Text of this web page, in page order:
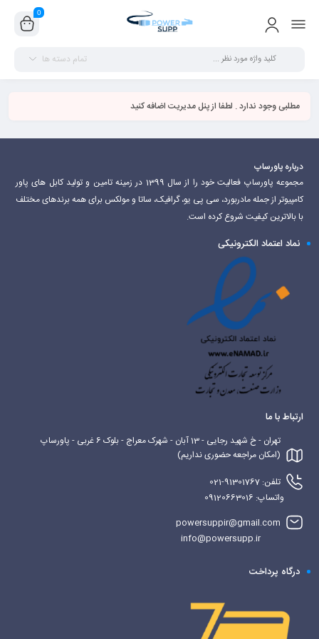
0
تمام دسته ها
مطلبی وجود ندارد . لطفا از پنل مدیریت اضافه کنید
درباره پاورساپ
مجموعه پاورساپ فعالیت خود را از سال 1399 در زمینه تامین و تولید کابل های پاور
کامپیوتر از جمله مادربورد، سی پی یو، گرافیک، ساتا و مولکس برای همه برندهای مختلف
با بالاترین کیفیت شروع کرده است.
نماد اعتماد الکترونیکی
ارتباط با ما
تهران - خ شهید رجایی - 13 آبان - شهرک معراج - بلوک 6 غربی - پاورساپ
(امکان مراجعه حضوری نداریم)
تلفن: 91301767-021
واتساپ: 09120663016
powersuppir@gmail.com
info@powersupp.ir
درگاه پرداخت